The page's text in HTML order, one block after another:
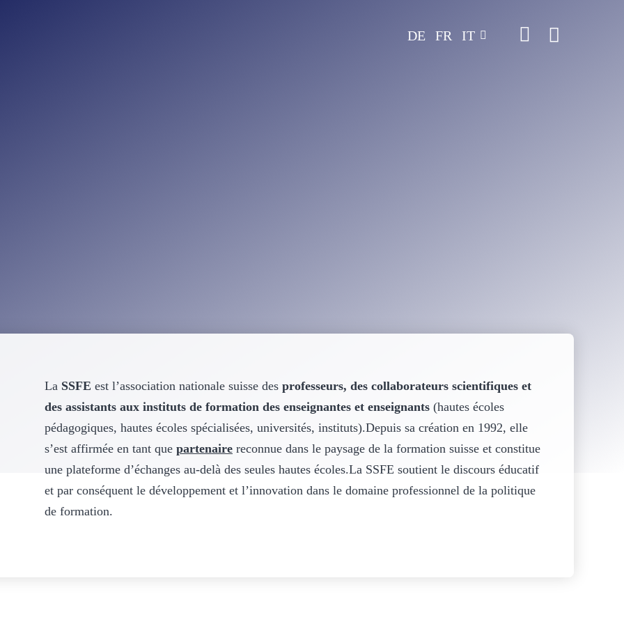
DE FR IT
La SSFE est l’association nationale suisse des professeurs, des collaborateurs scientifiques et
des assistants aux instituts de formation des enseignantes et enseignants (hautes écoles
pédagogiques, hautes écoles spécialisées, universités, instituts).Depuis sa création en 1992, elle
s’est affirmée en tant que partenaire reconnue dans le paysage de la formation suisse et constitue
une plateforme d’échanges au-delà des seules hautes écoles.La SSFE soutient le discours éducatif
et par conséquent le développement et l’innovation dans le domaine professionnel de la politique
de formation.